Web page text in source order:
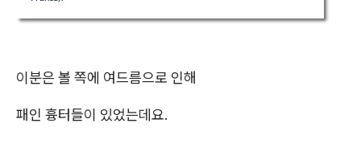
이분은 볼 쪽에 여드름으로 인해
패인 흉터들이 있었는데요.